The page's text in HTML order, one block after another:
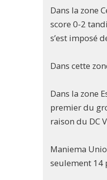
Dans la zone
score 0-2
s’est imposé
Dans cette
Dans la zone
premier du
raison du DC
Maniema
seulement 14